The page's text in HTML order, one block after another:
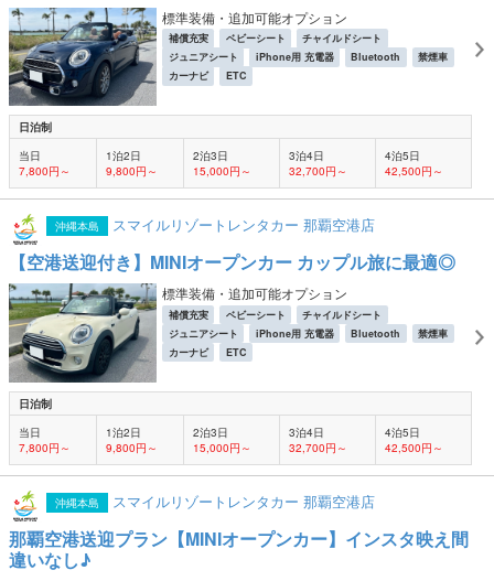
標準装備・追加可能オプション
補償充実 ベビーシート
チャイルドシート
ジュニアシート
iPhone用 充電器 Bluetooth
禁煙車
カーナビ
ETC
日泊制
当日
7,800円～
1泊2日
9,800円～
2泊3日
15,000円～
3泊4日
32,700円～
4泊5日
42,500円～
沖縄本島 スマイルリゾートレンタカー 那覇空港店
【空港送迎付き】MINIオープンカー カップル旅に最適◎
標準装備・追加可能オプション
補償充実 ベビーシート
チャイルドシート
ジュニアシート
iPhone用 充電器 Bluetooth
禁煙車
カーナビ
ETC
日泊制
当日
7,800円～
1泊2日
9,800円～
2泊3日
15,000円～
3泊4日
32,700円～
4泊5日
42,500円～
沖縄本島 スマイルリゾートレンタカー 那覇空港店
那覇空港送迎プラン【MINIオープンカー】インスタ映え間
違いなし♪